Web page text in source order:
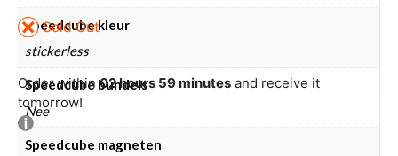
Speedcube kleur
stickerless
Speedcube bundels
Nee
Speedcube magneten
Sold Out
Order within02 hours 59 minutes and receive it
tomorrow!